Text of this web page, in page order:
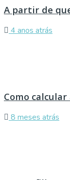
A partir de
4 anos atrás
Como
8 meses atrás